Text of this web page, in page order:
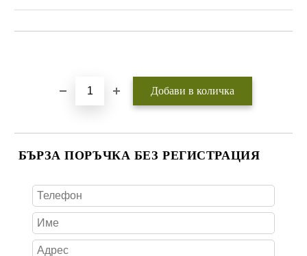
БЪРЗА ПОРЪЧКА БЕЗ РЕГИСТРАЦИЯ